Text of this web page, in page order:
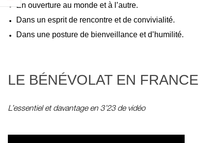
En ouverture au monde et à l’autre.
Dans un esprit de rencontre et de convivialité.
Dans une posture de bienveillance et d’humilité.
LE BÉNÉVOLAT EN FRANCE
L’essentiel et davantage en 3’23 de vidéo